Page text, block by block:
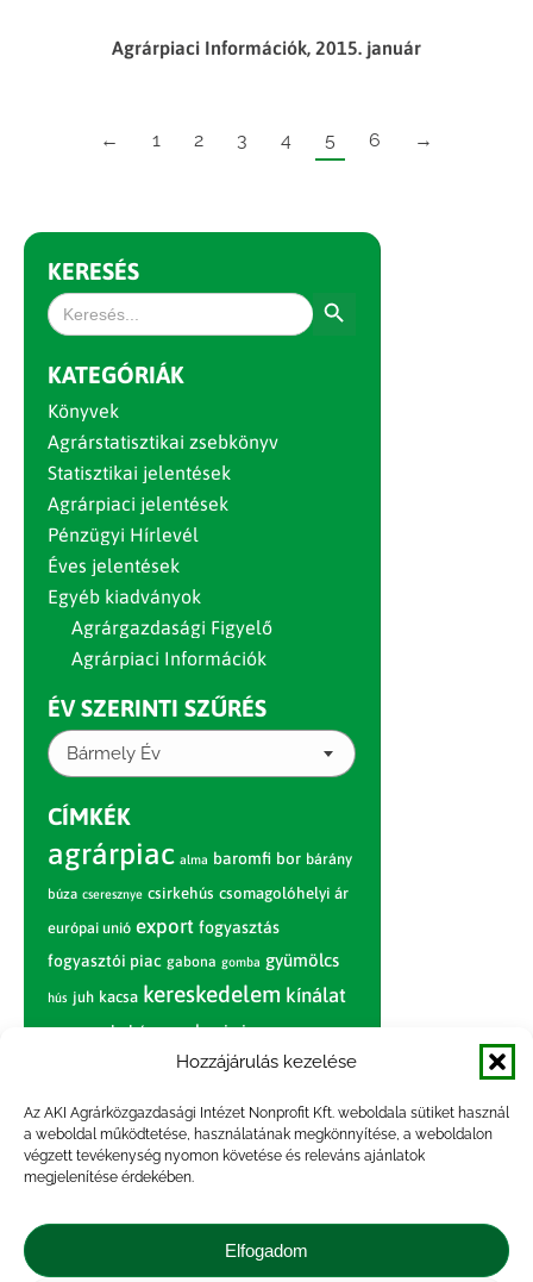
Hozzájárulás kezelése
Az AKI Agrárközgazdasági Intézet Nonprofit Kft. weboldala sütiket használ
a weboldal működtetése, használatának megkönnyítése, a weboldalon
végzett tevékenység nyomon követése és releváns ajánlatok
megjelenítése érdekében.
Elfogadom
Agrárpiaci Információk, 2015. január
← 1 2 3 4 5 6 →
KERESÉS
Search
for:
KATEGÓRIÁK
Könyvek
Agrárstatisztikai zsebkönyv
Statisztikai jelentések
Agrárpiaci jelentések
Pénzügyi Hírlevél
Éves jelentések
Egyéb kiadványok
Agrárgazdasági Figyelő
Agrárpiaci Információk
ÉV SZERINTI SZŰRÉS
Bármely Év
CÍMKÉK
agrárpiac alma baromfi bor bárány
búza cseresznye csirkehús csomagolóhelyi ár
európai unió export fogyasztás
fogyasztói piac gabona gomba gyümölcs
hús juh kacsa kereskedelem kínálat
körte marhahús nagybani piac narancs
nemzetközi árinformációk
paradicsom piac piaci jelentés
pulyka pulykahús sertés sertéshús
szarvasmarha termelés
termelői
zöldség árak